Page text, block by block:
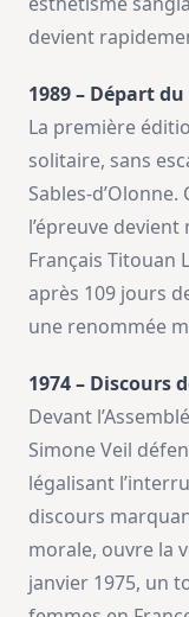
devient
1989 – Départ
La première
solitaire, sans
Sables-
l’épreuve
Français Titouan
après 109 jours
une renommée
1974 – Discours
Devant
Simone Veil
légalisant
discours
morale, ouvre la
janvier 1975, un